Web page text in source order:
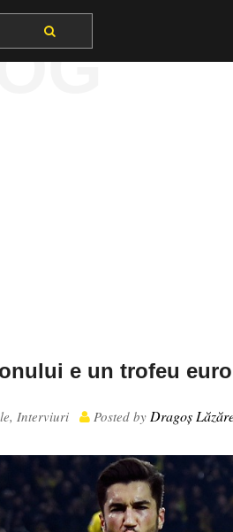
e un trofeu
, Interviuri Posted by Dragoș